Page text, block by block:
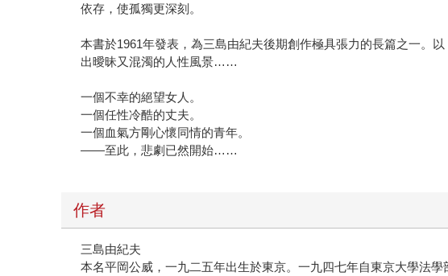
依存，使孤獨更深刻。
本書於1961年發表，為三島由紀夫後期創作極具張力的長篇之一。
出曖昧又混濁的人性風景……
一個不幸的絕望女人。
一個任性冷酷的丈夫。
一個血氣方剛心懷同情的青年。
——至此，悲劇已然開始……
作者
三島由紀夫
本名平岡公威，一九二五年出生於東京。一九四七年自東京大學法